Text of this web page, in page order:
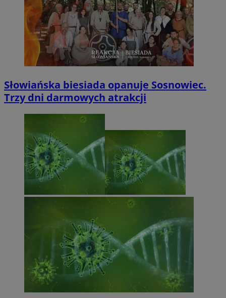
Słowiańska biesiada opanuje Sosnowiec.
Trzy dni darmowych atrakcji